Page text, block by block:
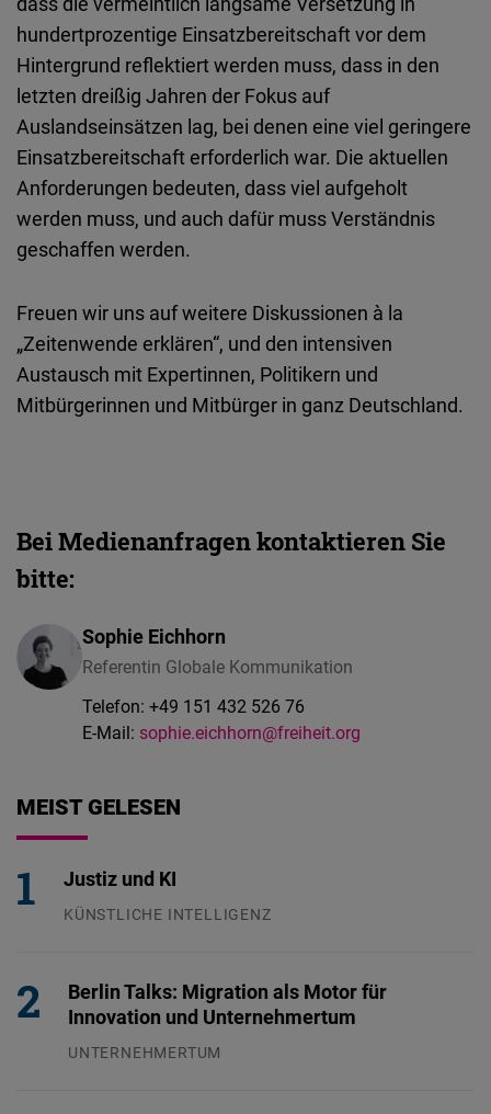
hundertprozentige Einsatzbereitschaft vor dem
Hintergrund reflektiert werden muss, dass in den
letzten dreißig Jahren der Fokus auf
Auslandseinsätzen lag, bei denen eine viel geringere
Einsatzbereitschaft erforderlich war. Die aktuellen
Anforderungen bedeuten, dass viel aufgeholt
werden muss, und auch dafür muss Verständnis
geschaffen werden.
Freuen wir uns auf weitere Diskussionen à la
„Zeitenwende erklären“, und den intensiven
Austausch mit Expertinnen, Politikern und
Mitbürgerinnen und Mitbürger in ganz Deutschland.
Bei Medienanfragen kontaktieren Sie
bitte:
Sophie Eichhorn
Referentin Globale Kommunikation
Telefon: +49 151 432 526 76
E-Mail: sophie.eichhorn@freiheit.org
MEIST GELESEN
Justiz und KI
KÜNSTLICHE INTELLIGENZ
Berlin Talks: Migration als Motor für
Innovation und Unternehmertum
UNTERNEHMERTUM